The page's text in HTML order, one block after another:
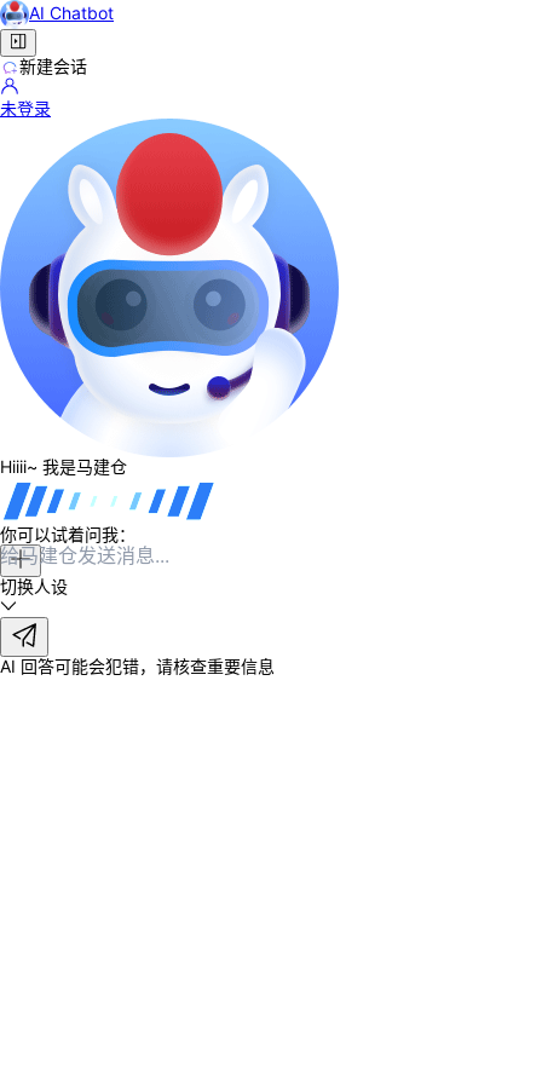
AI Chatbot
新建会话
未登录
Hiiii~ 我是马建仓
你可以试着问我：
切换人设
AI 回答可能会犯错，请核查重要信息